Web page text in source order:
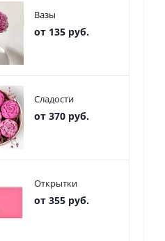
Вазы
от 135 руб.
Сладости
от 370 руб.
Открытки
от 355 руб.